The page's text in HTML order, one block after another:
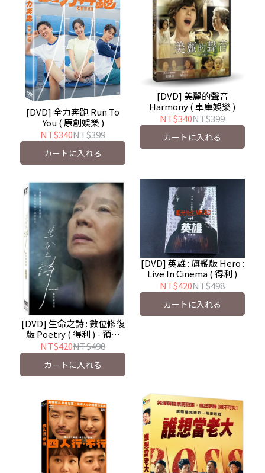
[DVD] 全力奔跑 Run To
You ( 原創娛樂 )
NT$340NT$399
カートに入れる
[DVD] 美麗的聲音
Harmony ( 車庫娛樂 )
NT$340NT$399
カートに入れる
[DVD] 生命之詩 : 數位修復
版 Poetry ( 得利 ) - 預計
7/17發行
NT$420NT$498
カートに入れる
[DVD] 英雄 : 旗艦版 Hero :
Live In Cinema ( 得利 )
NT$420NT$498
カートに入れる